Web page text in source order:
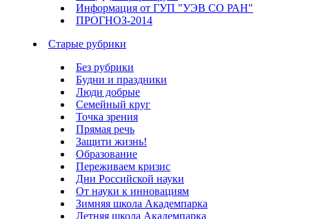
Информация от ГУП "УЭВ СО РАН"
ПРОГНОЗ-2014
Старые рубрики
Без рубрики
Будни и праздники
Люди добрые
Семейный круг
Точка зрения
Прямая речь
Защити жизнь!
Образование
Переживаем кризис
Дни Российской науки
От науки к инновациям
Зимняя школа Академпарка
Летняя школа Академпарка